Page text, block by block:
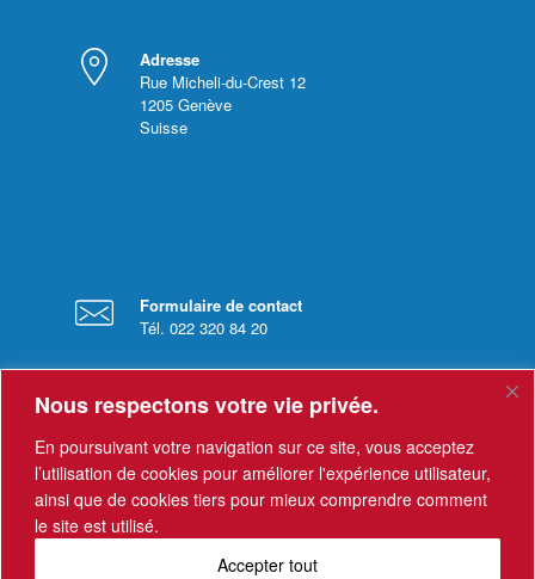
Nous respectons votre vie privée.
En poursuivant votre navigation sur ce site, vous acceptez
l’utilisation de cookies pour améliorer l'expérience utilisateur,
ainsi que de cookies tiers pour mieux comprendre comment
le site est utilisé.
Accepter tout
Adresse
Rue Micheli-du-Crest 12
1205 Genève
Suisse
Formulaire de contact
Tél. 022 320 84 20
Horaires
Le secrétariat est ouvert du lundi au vendredi